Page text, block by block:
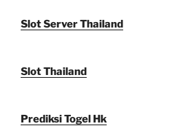
Slot Server Thailand
Slot Thailand
Prediksi Togel Hk